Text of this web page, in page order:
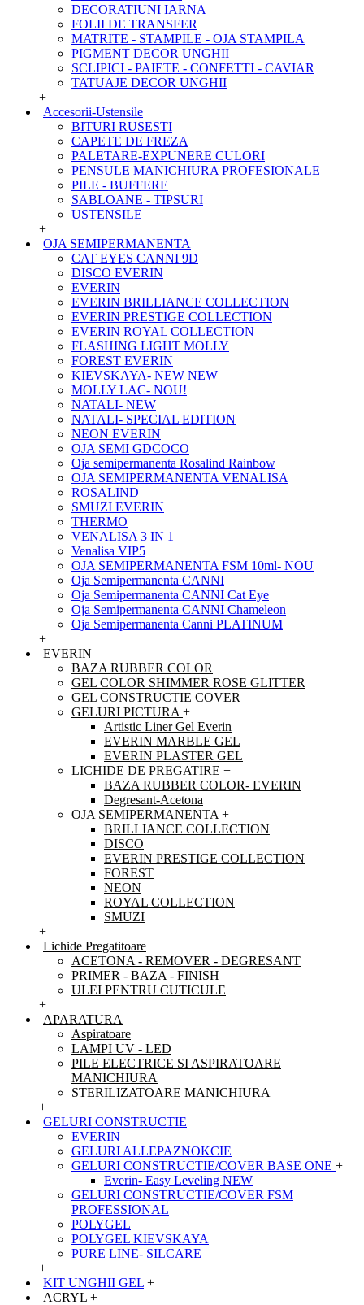
DECORATIUNI IARNA
FOLII DE TRANSFER
MATRITE - STAMPILE - OJA STAMPILA
PIGMENT DECOR UNGHII
SCLIPICI - PAIETE - CONFETTI - CAVIAR
TATUAJE DECOR UNGHII
+
Accesorii-Ustensile
BITURI RUSESTI
CAPETE DE FREZA
PALETARE-EXPUNERE CULORI
PENSULE MANICHIURA PROFESIONALE
PILE - BUFFERE
SABLOANE - TIPSURI
USTENSILE
+
OJA SEMIPERMANENTA
CAT EYES CANNI 9D
DISCO EVERIN
EVERIN
EVERIN BRILLIANCE COLLECTION
EVERIN PRESTIGE COLLECTION
EVERIN ROYAL COLLECTION
FLASHING LIGHT MOLLY
FOREST EVERIN
KIEVSKAYA- NEW NEW
MOLLY LAC- NOU!
NATALI- NEW
NATALI- SPECIAL EDITION
NEON EVERIN
OJA SEMI GDCOCO
Oja semipermanenta Rosalind Rainbow
OJA SEMIPERMANENTA VENALISA
ROSALIND
SMUZI EVERIN
THERMO
VENALISA 3 IN 1
Venalisa VIP5
OJA SEMIPERMANENTA FSM 10ml- NOU
Oja Semipermanenta CANNI
Oja Semipermanenta CANNI Cat Eye
Oja Semipermanenta CANNI Chameleon
Oja Semipermanenta Canni PLATINUM
+
EVERIN
BAZA RUBBER COLOR
GEL COLOR SHIMMER ROSE GLITTER
GEL CONSTRUCTIE COVER
GELURI PICTURA +
Artistic Liner Gel Everin
EVERIN MARBLE GEL
EVERIN PLASTER GEL
LICHIDE DE PREGATIRE +
BAZA RUBBER COLOR- EVERIN
Degresant-Acetona
OJA SEMIPERMANENTA +
BRILLIANCE COLLECTION
DISCO
EVERIN PRESTIGE COLLECTION
FOREST
NEON
ROYAL COLLECTION
SMUZI
+
Lichide Pregatitoare
ACETONA - REMOVER - DEGRESANT
PRIMER - BAZA - FINISH
ULEI PENTRU CUTICULE
+
APARATURA
Aspiratoare
LAMPI UV - LED
PILE ELECTRICE SI ASPIRATOARE
MANICHIURA
STERILIZATOARE MANICHIURA
+
GELURI CONSTRUCTIE
EVERIN
GELURI ALLEPAZNOKCIE
GELURI CONSTRUCTIE/COVER BASE ONE +
Everin- Easy Leveling NEW
GELURI CONSTRUCTIE/COVER FSM
PROFESSIONAL
POLYGEL
POLYGEL KIEVSKAYA
PURE LINE- SILCARE
+
KIT UNGHII GEL +
ACRYL +